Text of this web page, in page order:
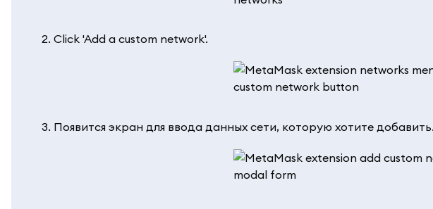
Click 'Add a custom network'.
Появится экран для ввода данных сети, которую хотите